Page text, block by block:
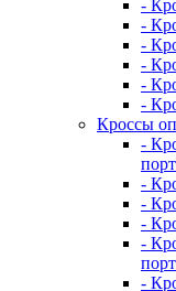
-
-
-
-
-
-
Кроссы
-
-
-
-
-
-